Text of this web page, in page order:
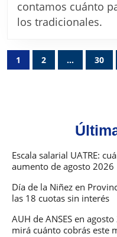
en
inflación:
Cuánto
plazos
UVA
contamos cuánto
los tradicionales.
Paginación
de
1 2 … 30
Escala salarial UATRE:
aumento de agosto 2026
Día de la Niñez en
las 18 cuotas sin interés
AUH de ANSES en
mirá cuánto cobrás este